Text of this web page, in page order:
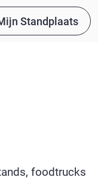
Standplaats
foodtrucks